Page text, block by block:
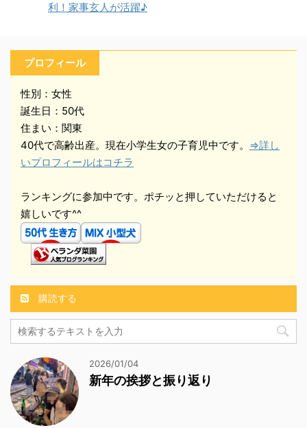
利！家事玄人が活躍♪
プロフィール
性別：女性
誕生日：50代
住まい：関東
40代で高齢出産。現在小学生女の子育児中です。 ⇒詳し
いプロフィールはコチラ
ランキングに参加中です。ポチッと押していただけると
嬉しいです^^
購読する
2026/01/04
新年の挨拶と振り返り